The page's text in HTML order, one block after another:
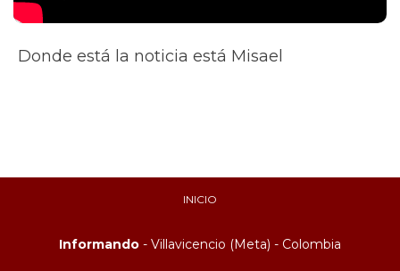
Donde está la noticia está Misael
INICIO
Informando - Villavicencio (Meta) - Colombia